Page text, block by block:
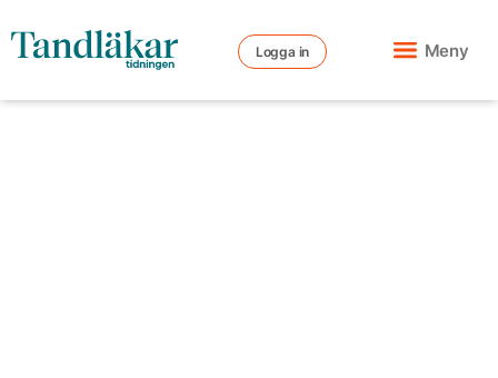
Logga in Meny